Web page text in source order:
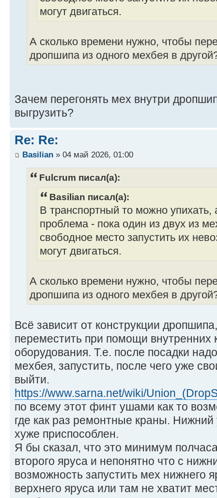
могут двигаться.
А сколько времени нужно, чтобы
дропшипа из одного мехбея в
Зачем перегонять мех внутри
выгрузить?
Re: Re:
Basilian » 04 май 2026, 01:00
Fulcrum писал(а):
Basilian писал(а):
В транспортный то можно упихать,
проблема - пока один из двух из
свободное место запустить их
могут двигаться.
А сколько времени нужно, чтобы
дропшипа из одного мехбея в
Всё зависит от конструкции
переместить при помощи внутренних
оборудования. Т.е. после посадки
мехбея, запустить, после чего уже
выйти.
https://www.sarna.net/wiki/
по всему этот финт ушами как то
где как раз ремонтные краны.
хуже приспособлен.
Я бы сказал, что это минимум
второго яруса и непонятно что с
возможность запустить мех нижнего
верхнего яруса или там не хватит